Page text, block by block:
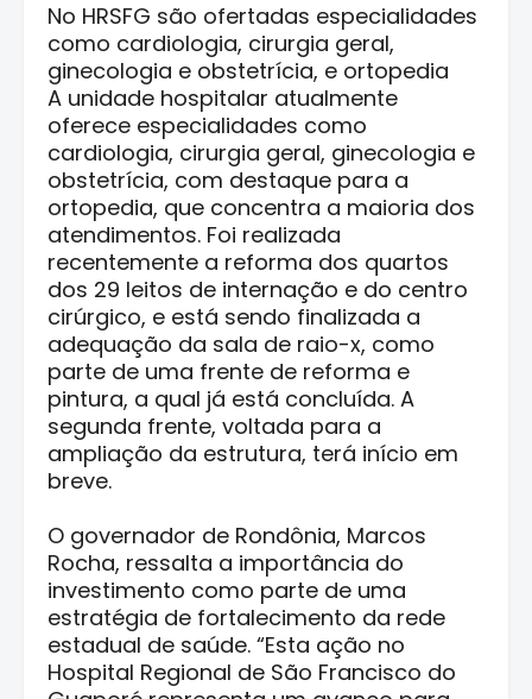
No HRSFG são ofertadas especialidades
como cardiologia, cirurgia geral,
ginecologia e obstetrícia, e ortopedia
A unidade hospitalar atualmente
oferece especialidades como
cardiologia, cirurgia geral, ginecologia e
obstetrícia, com destaque para a
ortopedia, que concentra a maioria dos
atendimentos. Foi realizada
recentemente a reforma dos quartos
dos 29 leitos de internação e do centro
cirúrgico, e está sendo finalizada a
adequação da sala de raio-x, como
parte de uma frente de reforma e
pintura, a qual já está concluída. A
segunda frente, voltada para a
ampliação da estrutura, terá início em
breve.
O governador de Rondônia, Marcos
Rocha, ressalta a importância do
investimento como parte de uma
estratégia de fortalecimento da rede
estadual de saúde. “Esta ação no
Hospital Regional de São Francisco do